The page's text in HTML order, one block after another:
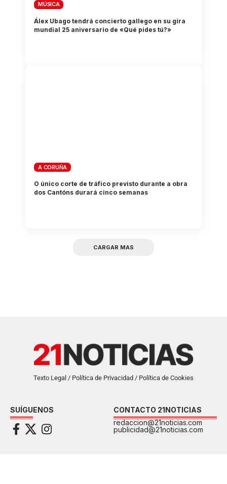
MÚSICA
Álex Ubago tendrá concierto gallego en su gira
mundial 25 aniversario de «Qué pides tú?»
A CORUÑA
O único corte de tráfico previsto durante a obra
dos Cantóns durará cinco semanas
CARGAR MAS
Texto Legal / Política de Privacidad / Política de Cookies
SUÍGUENOS
CONTACTO 21NOTICIAS
redaccion@21noticias.com
publicidad@21noticias.com